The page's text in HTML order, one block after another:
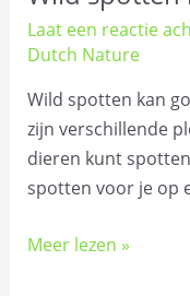
Laat een reactie
Dutch Nature
Wild spotten kan
zijn verschillende
dieren kunt
spotten voor je op
Meer lezen »